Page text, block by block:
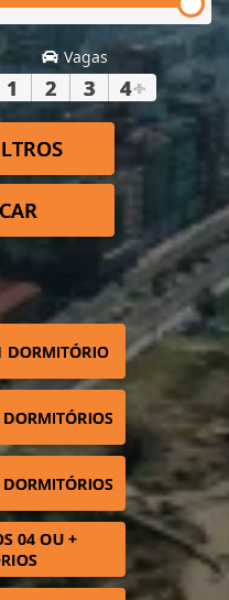
Vagas
1 2 3 4+
DORMITÓRIO
04 OU +